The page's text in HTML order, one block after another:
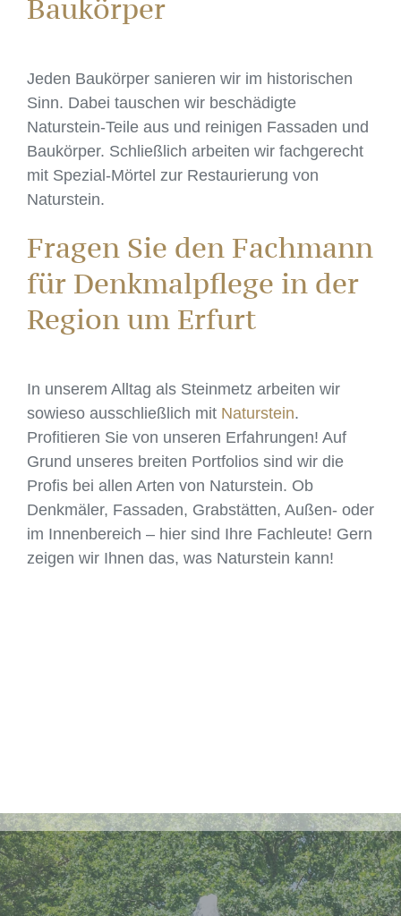
Baukörper
Jeden Baukörper sanieren wir im historischen
Sinn. Dabei tauschen wir beschädigte
Naturstein-Teile aus und reinigen Fassaden und
Baukörper. Schließlich arbeiten wir fachgerecht
mit Spezial-Mörtel zur Restaurierung von
Naturstein.
Fragen Sie den Fachmann
für Denkmalpflege in der
Region um Erfurt
In unserem Alltag als Steinmetz arbeiten wir
sowieso ausschließlich mit Naturstein.
Profitieren Sie von unseren Erfahrungen! Auf
Grund unseres breiten Portfolios sind wir die
Profis bei allen Arten von Naturstein. Ob
Denkmäler, Fassaden, Grabstätten, Außen- oder
im Innenbereich – hier sind Ihre Fachleute! Gern
zeigen wir Ihnen das, was Naturstein kann!